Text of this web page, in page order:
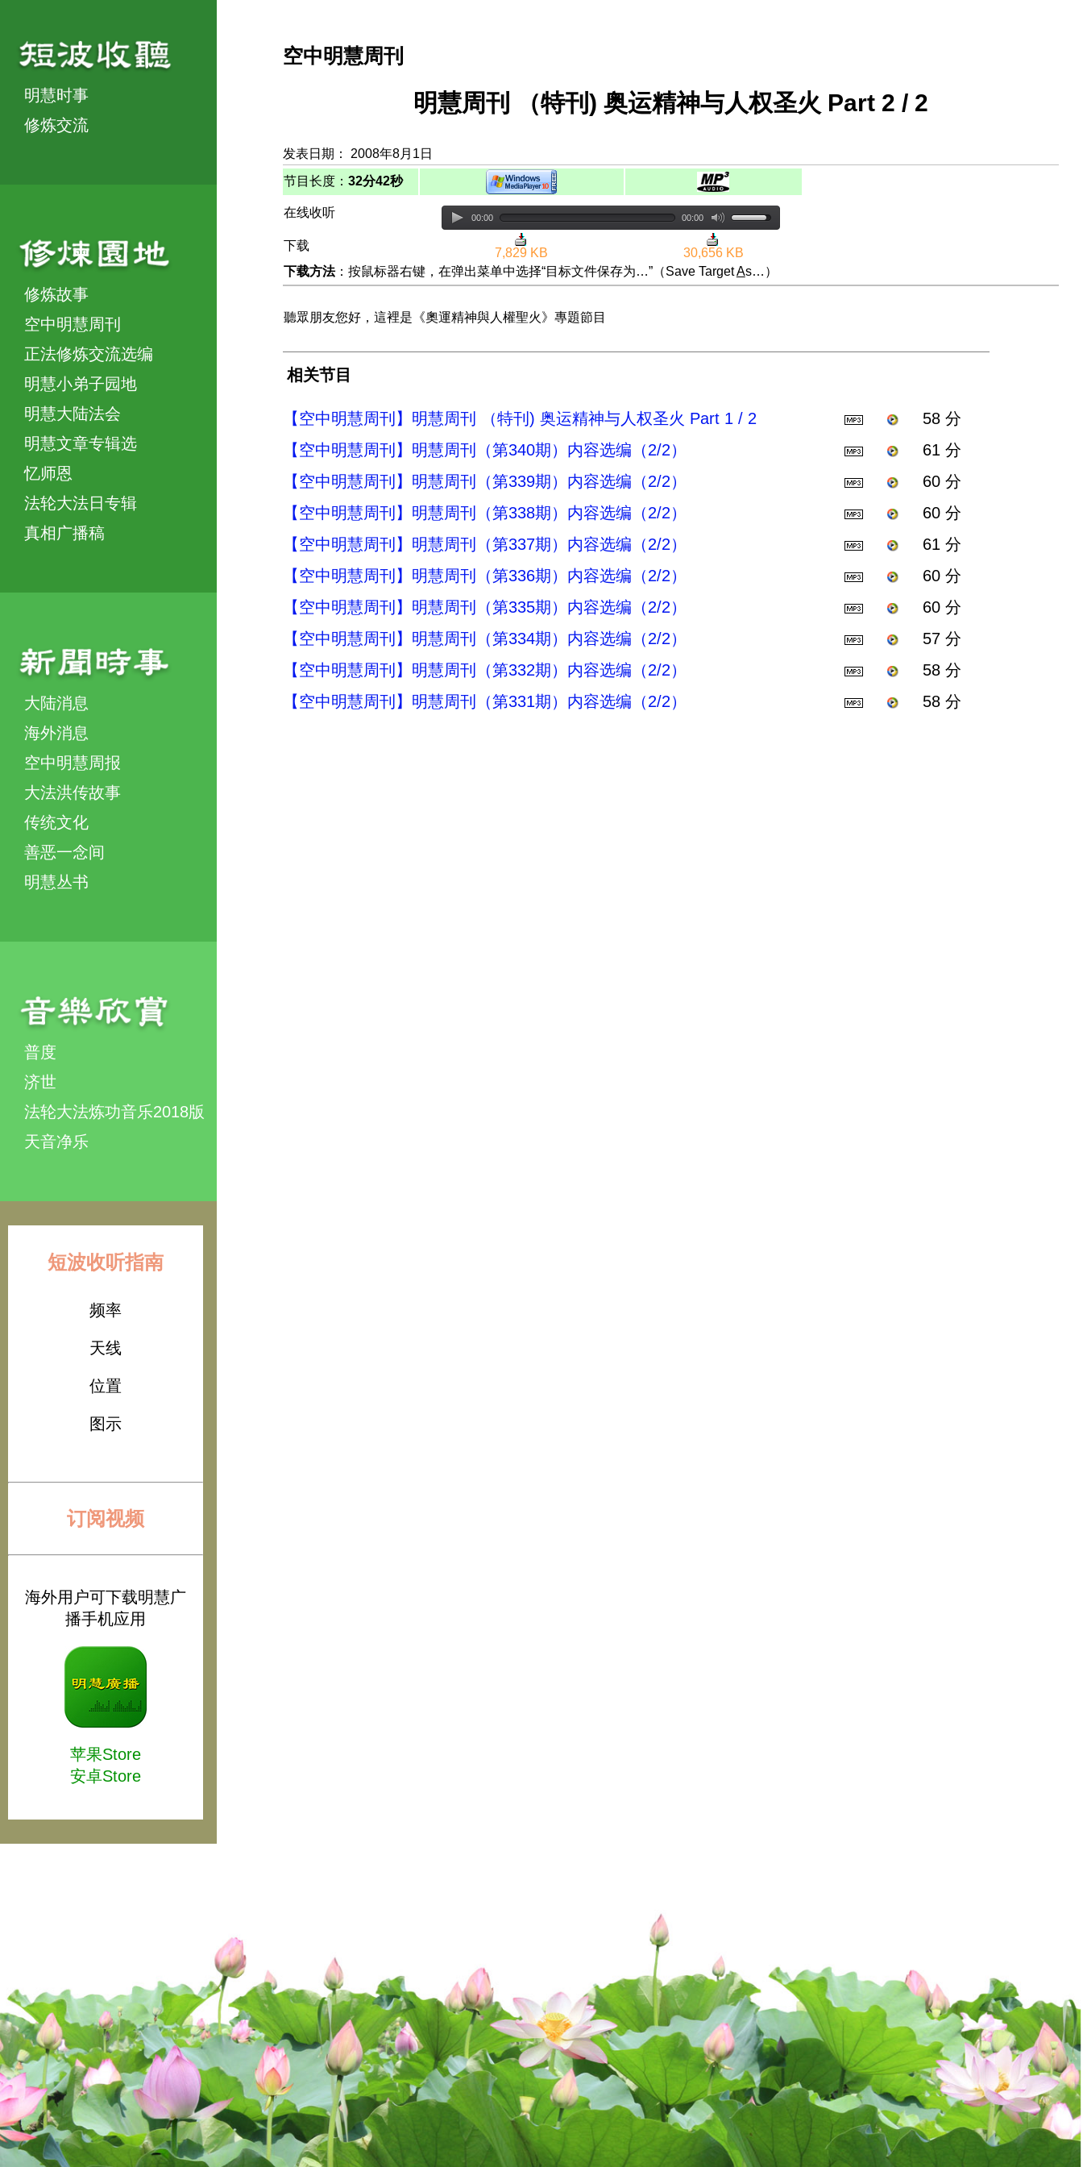
明慧时事
修炼交流
修炼故事
空中明慧周刊
正法修炼交流选编
明慧小弟子园地
明慧大陆法会
明慧文章专辑选
忆师恩
法轮大法日专辑
真相广播稿
大陆消息
海外消息
空中明慧周报
大法洪传故事
传统文化
善恶一念间
明慧丛书
普度
济世
法轮大法炼功音乐2018版
天音净乐
短波收听指南
频率
天线
位置
图示
订阅视频
海外用户可下载明慧广
播手机应用
苹果Store
安卓Store
空中明慧周刊
明慧周刊 （特刊) 奥运精神与人权圣火 Part 2 / 2
发表日期： 2008年8月1日
节目长度： 32分42秒
在线收听 00:00 00:00
下载
7,829 KB
30,656 KB
下载方法：按鼠标器右键，在弹出菜单中选择“目标文件保存为…”（Save TargetAs…）
聽眾朋友您好，這裡是《奧運精神與人權聖火》專題節目
相关节目
【空中明慧周刊】明慧周刊 （特刊) 奥运精神与人权圣火 Part 1 / 2
58 分
【空中明慧周刊】明慧周刊（第340期）内容选编（2/2）
61 分
【空中明慧周刊】明慧周刊（第339期）内容选编（2/2）
60 分
【空中明慧周刊】明慧周刊（第338期）内容选编（2/2）
60 分
【空中明慧周刊】明慧周刊（第337期）内容选编（2/2）
61 分
【空中明慧周刊】明慧周刊（第336期）内容选编（2/2）
60 分
【空中明慧周刊】明慧周刊（第335期）内容选编（2/2）
60 分
【空中明慧周刊】明慧周刊（第334期）内容选编（2/2）
57 分
【空中明慧周刊】明慧周刊（第332期）内容选编（2/2）
58 分
【空中明慧周刊】明慧周刊（第331期）内容选编（2/2）
58 分